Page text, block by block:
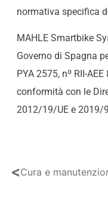
normativa specifica
MAHLE Smartbike
Governo di Spagna
PYA 2575, nº RII-
conformità con le
2012/19/UE e 2019/
<Cura e